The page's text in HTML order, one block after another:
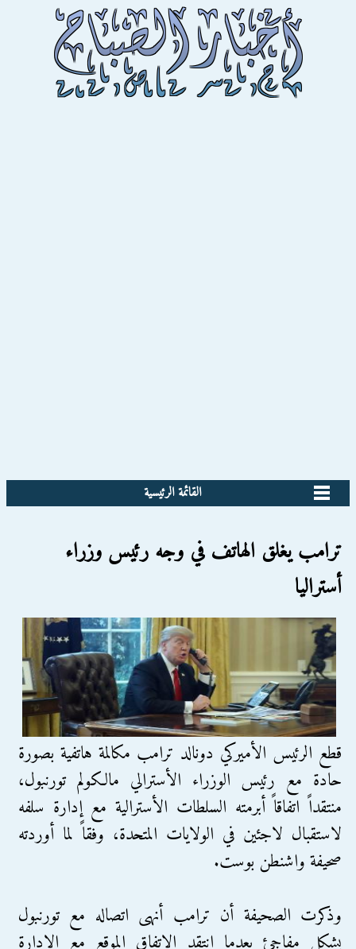
القائمة الرئيسية
ترامب يغلق الهاتف في وجه رئيس وزراء
أستراليا
قطع الرئيس الأميركي دونالد ترامب مكالمة هاتفية بصورة
حادة مع رئيس الوزراء الأسترالي مالكولم تورنبول،
منتقداً اتفاقاً أبرمته السلطات الأسترالية مع إدارة سلفه
لاستقبال لاجئين في الولايات المتحدة، وفقاً لما أوردته
صحيفة واشنطن بوست.
وذكرت الصحيفة أن ترامب أنهى اتصاله مع تورنبول